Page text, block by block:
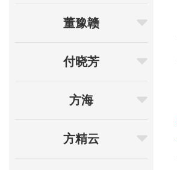
董豫赣
付晓芳
方海
方精云